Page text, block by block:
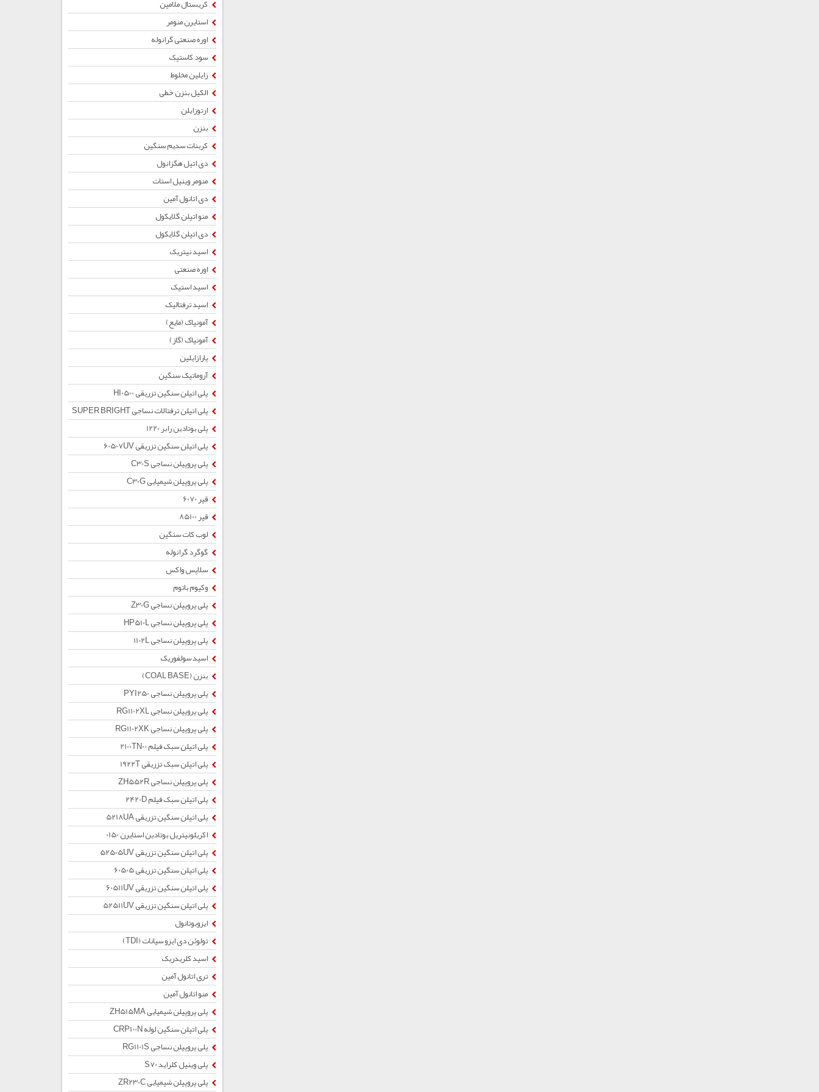
کریستال ملامین
استایرن منومر
اوره صنعتی گرانوله
سود کاستیک
زایلین مخلوط
الکیل بنزن خطی
ارتوزایلن
بنزن
کربنات سدیم سنگین
دی اتیل هگزانول
منومر وینیل استات
دی اتانول آمین
منو اتیلن گلایکول
دی اتیلن گلایکول
اسید نیتریک
اوره صنعتی
اسید استیک
اسید ترفتالیک
آمونیاک (مایع)
آمونیاک (گاز)
پارازایلین
آروماتیک سنگین
پلی اتیلن سنگین تزریقی HI0500
پلی اتیلن ترفتالات نساجی SUPER BRIGHT
پلی بوتادین رابر 1220
پلی اتیلن سنگین تزریقی 60507UV
پلی پروپیلن نساجی C30S
پلی پروپیلن شیمیایی C30G
قیر 6070
قیر 85100
لوب کات سنگین
گوگرد گرانوله
سلاپس واکس
وکیوم باتوم
پلی پروپیلن نساجی Z30G
پلی پروپیلن نساجی HP510L
پلی پروپیلن نساجی 1102L
اسید سولفوریک
بنزن (COAL BASE)
پلی پروپیلن نساجی PYI250
پلی پروپیلن نساجی RG1102XL
پلی پروپیلن نساجی RG1102XK
پلی اتیلن سبک فیلم 2100TN00
پلی اتیلن سبک تزریقی 1922T
پلی پروپیلن نساجی ZH552R
پلی اتیلن سبک فیلم 2420D
پلی اتیلن سنگین تزریقی 5218UA
اکریلونیتریل بوتادین استایرن 0150
پلی اتیلن سنگین تزریقی 52505UV
پلی اتیلن سنگین تزریقی 60505
پلی اتیلن سنگین تزریقی 60511UV
پلی اتیلن سنگین تزریقی 52511UV
ایزوبوتانول
تولوئن دی ایزو سیانات (TDI)
اسید کلریدریک
تری اتانول آمین
منو اتانول آمین
پلی پروپیلن شیمیایی ZH515MA
پلی اتیلن سنگین لوله CRP100N
پلی پروپیلن نساجی RG1101S
پلی وینیل کلراید S70
پلی پروپیلن شیمیایی ZR230C